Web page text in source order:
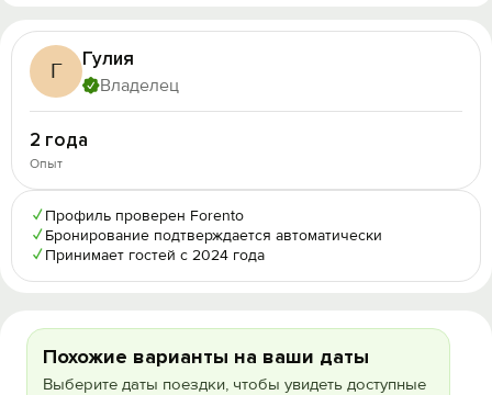
Г Гулия
Владелец
2 года
Опыт
✓ Профиль проверен Forento
✓ Бронирование подтверждается автоматически
✓ Принимает гостей с 2024 года
Похожие варианты на ваши даты
Выберите даты поездки, чтобы увидеть доступные